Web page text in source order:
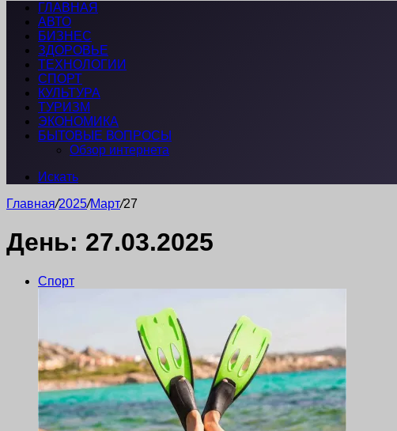
ГЛАВНАЯ
АВТО
БИЗНЕС
ЗДОРОВЬЕ
ТЕХНОЛОГИИ
СПОРТ
КУЛЬТУРА
ТУРИЗМ
ЭКОНОМИКА
БЫТОВЫЕ ВОПРОСЫ
Обзор интернета
Искать
Главная/2025/Март/27
День: 27.03.2025
Спорт